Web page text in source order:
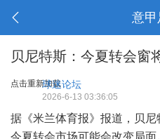
意甲
贝尼特斯：今夏转会窗
点击重新加载球迷论坛
2026-6-13 03:36:05
据《米兰体育报》报道，贝尼
今夏转会市场可能会改变局面